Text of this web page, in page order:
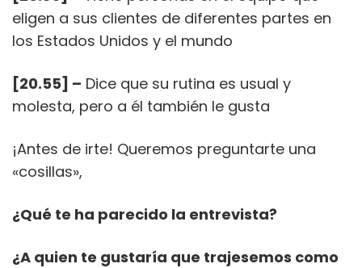
eligen a sus clientes de diferentes partes en
los Estados Unidos y el mundo
[20.55] – Dice que su rutina es usual y
molesta, pero a él también le gusta
¡Antes de irte! Queremos preguntarte una
«cosillas»,
¿Qué te ha parecido la entrevista?
¿A quien te gustaría que trajesemos como